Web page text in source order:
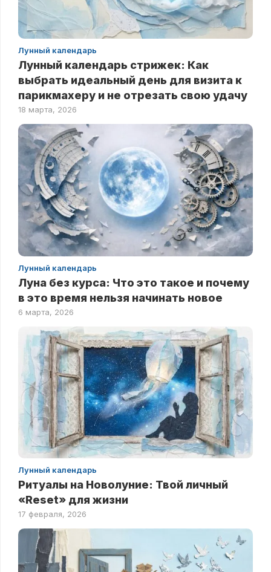
Лунный календарь
Лунный календарь стрижек: Как
выбрать идеальный день для визита к
парикмахеру и не отрезать свою удачу
18 марта, 2026
Лунный календарь
Луна без курса: Что это такое и почему
в это время нельзя начинать новое
6 марта, 2026
Лунный календарь
Ритуалы на Новолуние: Твой личный
«Reset» для жизни
17 февраля, 2026